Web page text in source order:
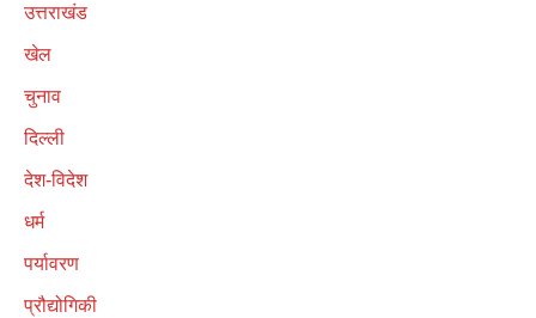
उत्तराखंड
खेल
चुनाव
दिल्ली
देश-विदेश
धर्म
पर्यावरण
प्रौद्योगिकी